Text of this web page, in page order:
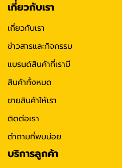
เกี่ยวกับเรา
เกี่ยวกับเรา
ข่าวสารและกิจกรรม
แบรนด์สินค้าที่เรามี
สินค้าทั้งหมด
ขายสินค้าให้เรา
ติดต่อเรา
ตำถามที่พบบ่อย
บริการลูกค้า